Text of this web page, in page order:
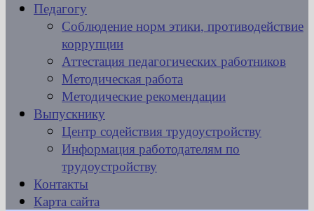
Педагогу
Соблюдение норм этики, противодействие
коррупции
Аттестация педагогических работников
Методическая работа
Методические рекомендации
Выпускнику
Центр содействия трудоустройству
Информация работодателям по
трудоустройству
Контакты
Карта сайта